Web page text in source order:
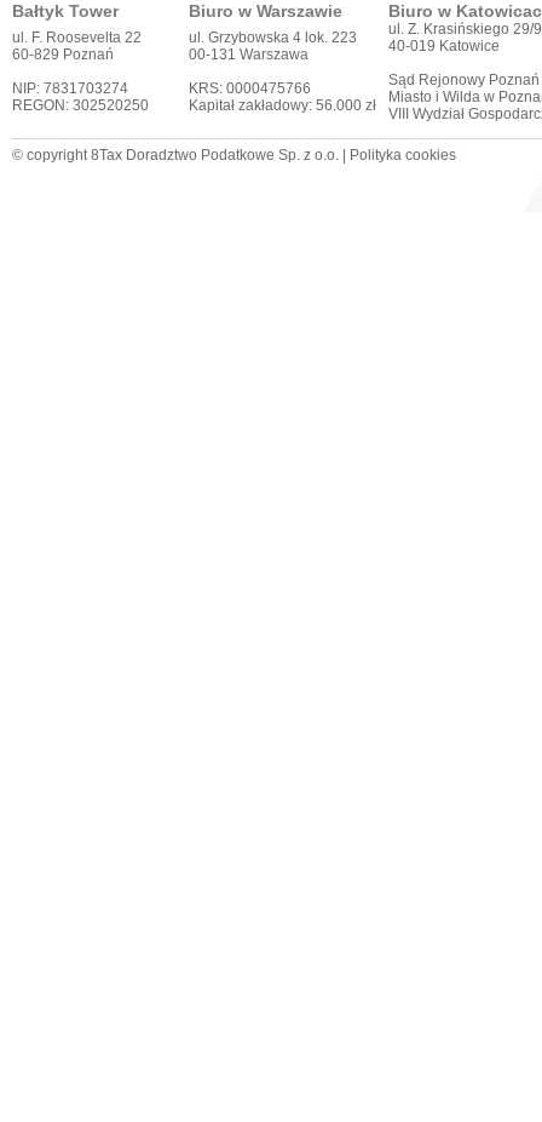
Bałtyk Tower
Biuro w Warszawie Biuro w
ul. F. Roosevelta 22
60-829 Poznań
NIP: 7831703274
REGON: 302520250
ul. Grzybowska 4 lok. 223
00-131 Warszawa
KRS: 0000475766
Kapitał zakładowy: 56.000 zł
ul. Z. Krasińskiego 29/9
40-019 Katowice
Sąd Rejonowy
Miasto i Wilda w
VIII Wydział
© copyright 8Tax Doradztwo Podatkowe Sp. z o.o. | Polityka cookies